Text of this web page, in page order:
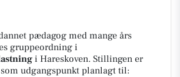
pædagog med mange års
gruppeordning i
i Hareskoven. Stillingen er
udgangspunkt planlagt til: